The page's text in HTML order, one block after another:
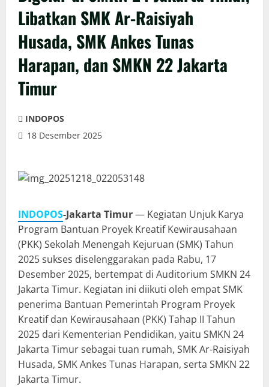
Libatkan SMK Ar-Raisiyah
Husada, SMK Ankes Tunas
Harapan, dan SMKN 22 Jakarta
Timur
INDOPOS
18 Desember 2025
INDOPOS-Jakarta Timur— Kegiatan Unjuk Karya
Program Bantuan Proyek Kreatif Kewirausahaan
(PKK) Sekolah Menengah Kejuruan (SMK) Tahun
2025 sukses diselenggarakan pada Rabu, 17
Desember 2025, bertempat di Auditorium SMKN 24
Jakarta Timur. Kegiatan ini diikuti oleh empat SMK
penerima Bantuan Pemerintah Program Proyek
Kreatif dan Kewirausahaan (PKK) Tahap II Tahun
2025 dari Kementerian Pendidikan, yaitu SMKN 24
Jakarta Timur sebagai tuan rumah, SMK Ar-Raisiyah
Husada, SMK Ankes Tunas Harapan, serta SMKN 22
Jakarta Timur.